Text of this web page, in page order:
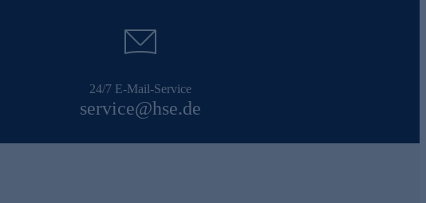
24/7 E-Mail-Service
service@hse.de